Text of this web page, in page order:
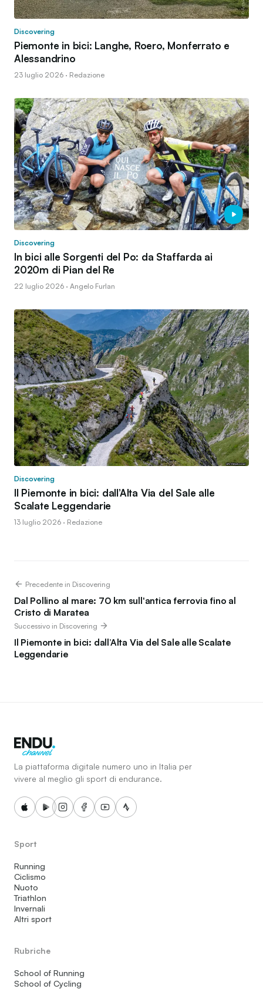
Discovering
Piemonte in bici: Langhe, Roero, Monferrato e
Alessandrino
23 luglio 2026 · Redazione
Discovering
In bici alle Sorgenti del Po: da Staffarda ai
2020m di Pian del Re
22 luglio 2026 · Angelo Furlan
Discovering
Il Piemonte in bici: dall’Alta Via del Sale alle
Scalate Leggendarie
13 luglio 2026 · Redazione
Precedente in Discovering
Dal Pollino al mare: 70 km sull'antica ferrovia fino al
Cristo di Maratea
Successivo in Discovering
Il Piemonte in bici: dall’Alta Via del Sale alle Scalate
Leggendarie
La piattaforma digitale numero uno in Italia per
vivere al meglio gli sport di endurance.
Sport
Running
Ciclismo
Nuoto
Triathlon
Invernali
Altri sport
Rubriche
School of Running
School of Cycling